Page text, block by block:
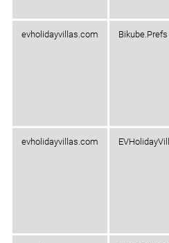
evholidayvillas.com Bikube.Prefs
evholidayvillas.com